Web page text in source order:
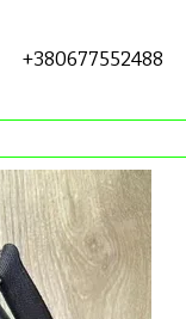
+380677552488